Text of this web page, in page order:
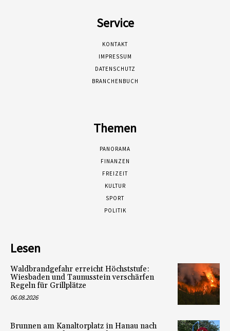
Service
KONTAKT
IMPRESSUM
DATENSCHUTZ
BRANCHENBUCH
Themen
PANORAMA
FINANZEN
FREIZEIT
KULTUR
SPORT
POLITIK
Lesen
Waldbrandgefahr erreicht Höchststufe:
Wiesbaden und Taunusstein verschärfen
Regeln für Grillplätze
06.08.2026
Brunnen am Kanaltorplatz in Hanau nach